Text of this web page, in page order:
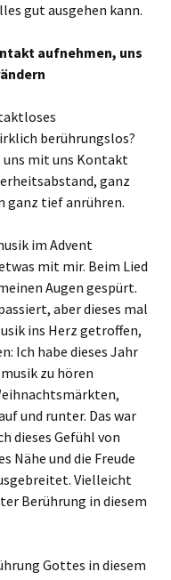
gut ausgehen kann.
aufnehmen, uns
berührungslos?
uns mit uns Kontakt
ganz
ganz tief anrühren.
im Advent
mit mir. Beim Lied
Augen gespürt.
aber dieses mal
ins Herz getroffen,
Ich habe dieses Jahr
zu hören
und runter. Das war
dieses Gefühl von
Nähe und die Freude
Vielleicht
Berührung in diesem
Gottes in diesem